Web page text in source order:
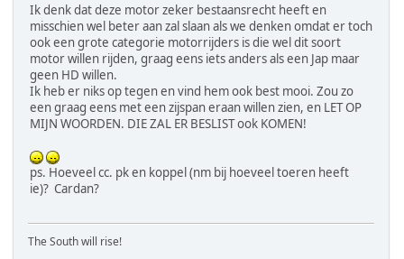
Ik denk dat deze motor zeker bestaansrecht heeft en
misschien wel beter aan zal slaan als we denken omdat er toch
ook een grote categorie motorrijders is die wel dit soort
motor willen rijden, graag eens iets anders als een Jap maar
geen HD willen.
Ik heb er niks op tegen en vind hem ook best mooi. Zou zo
een graag eens met een zijspan eraan willen zien, en LET OP
MIJN WOORDEN. DIE ZAL ER BESLIST ook KOMEN!
ps. Hoeveel cc. pk en koppel (nm bij hoeveel toeren heeft
ie)? Cardan?
The South will rise!